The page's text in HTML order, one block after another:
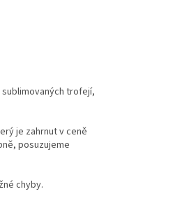
trofejí,
je zahrnut v ceně
posuzujeme
chyby.